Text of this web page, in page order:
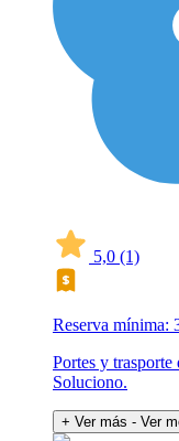
5,0 (1)
Reserva mínima:
Portes y
Soluciono.
+ Ver más - Ver